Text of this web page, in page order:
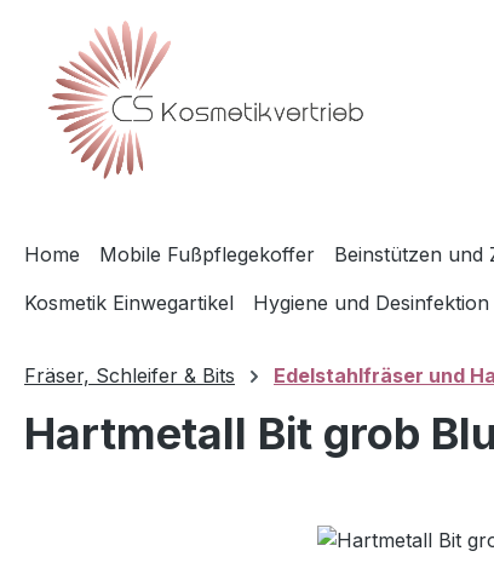
Hauptinhalt springen
Zur Suche springen
Zur Hauptnavigation springen
Home Mobile Fußpflegekoffer Beinstützen und
Kosmetik Einwegartikel
Hygiene und Desinfektion
Fräser, Schleifer & Bits Edelstahlfräser und
Hartmetall Bit grob